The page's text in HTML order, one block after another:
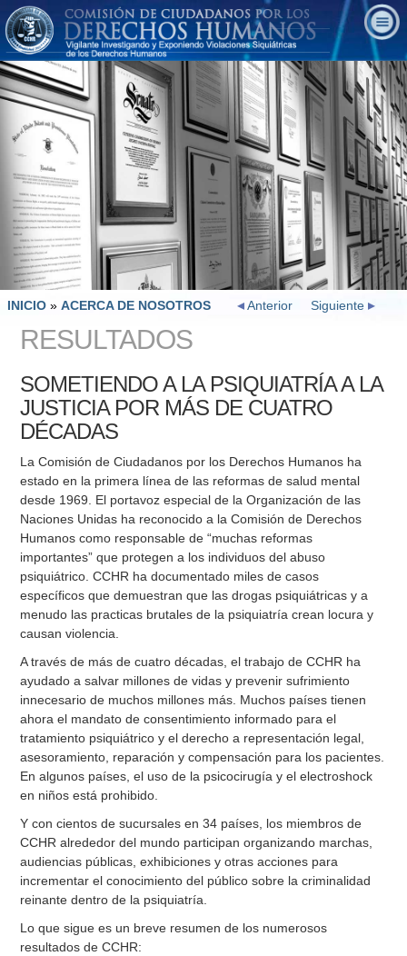
INICIO » ACERCA DE NOSOTROS Siguiente
Anterior
RESULTADOS
SOMETIENDO A LA PSIQUIATRÍA A LA
JUSTICIA POR MÁS DE CUATRO
DÉCADAS
La Comisión de Ciudadanos por los Derechos Humanos ha
estado en la primera línea de las reformas de salud mental
desde 1969. El portavoz especial de la Organización de las
Naciones Unidas ha reconocido a la Comisión de Derechos
Humanos como responsable de “muchas reformas
importantes” que protegen a los individuos del abuso
psiquiátrico. CCHR ha documentado miles de casos
específicos que demuestran que las drogas psiquiátricas y a
menudo las practicas brutales de la psiquiatría crean locura y
causan violencia.
A través de más de cuatro décadas, el trabajo de CCHR ha
ayudado a salvar millones de vidas y prevenir sufrimiento
innecesario de muchos millones más. Muchos países tienen
ahora el mandato de consentimiento informado para el
tratamiento psiquiátrico y el derecho a representación legal,
asesoramiento, reparación y compensación para los pacientes.
En algunos países, el uso de la psicocirugía y el electroshock
en niños está prohibido.
Y con cientos de sucursales en 34 países, los miembros de
CCHR alrededor del mundo participan organizando marchas,
audiencias públicas, exhibiciones y otras acciones para
incrementar el conocimiento del público sobre la criminalidad
reinante dentro de la psiquiatría.
Lo que sigue es un breve resumen de los numerosos
resultados de CCHR: